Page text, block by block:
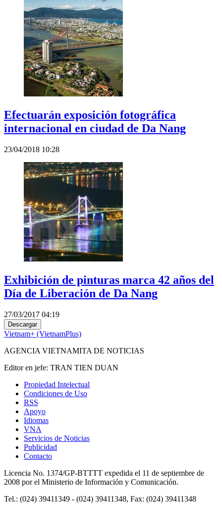
Efectuarán exposición fotográfica
internacional en ciudad de Da Nang
23/04/2018 10:28
Exhibición de pinturas marca 42 años del
Día de Liberación de Da Nang
27/03/2017 04:19
Descargar
Vietnam+ (VietnamPlus)
AGENCIA VIETNAMITA DE NOTICIAS
Editor en jefe: TRAN TIEN DUAN
Propiedad Intelectual
Condiciones de Uso
RSS
Apoyo
Idiomas
VNA
Servicios de Noticias
Publicidad
Contacto
Licencia No. 1374/GP-BTTTT expedida el 11 de septiembre de
2008 por el Ministerio de Información y Comunicación.
Tel.: (024) 39411349 - (024) 39411348, Fax: (024) 39411348